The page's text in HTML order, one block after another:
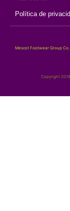
Política de
Mescot Footwear Group Co.
Copyright